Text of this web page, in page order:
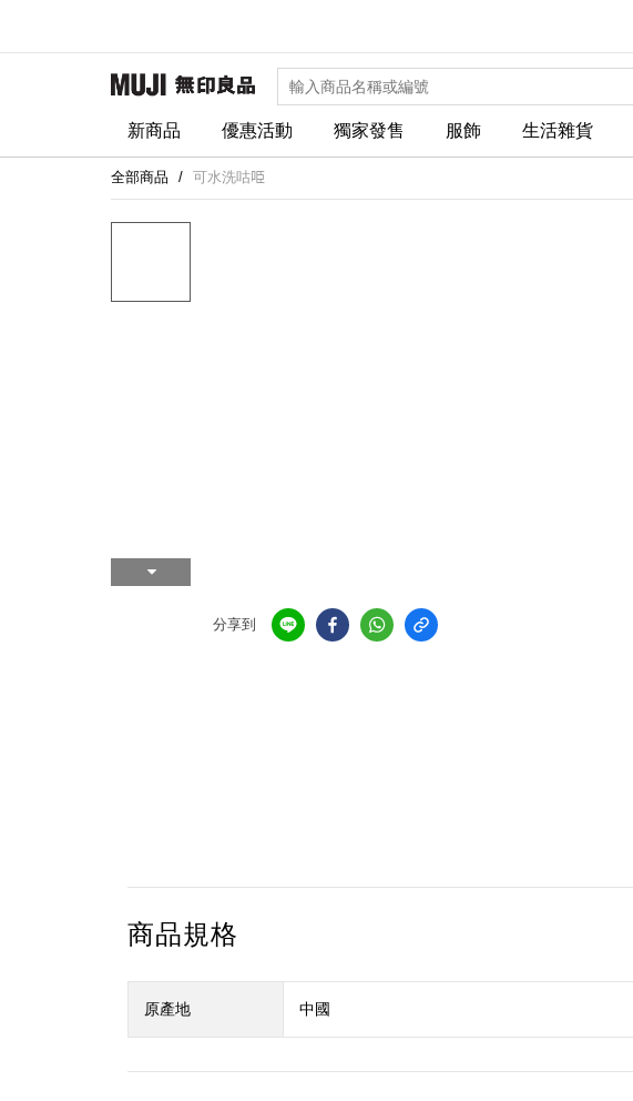
新商品 優惠活動 獨家發售 服飾 生活雜貨
全部商品 可水洗咕𠱸
分享到
商品規格
原產地 中國